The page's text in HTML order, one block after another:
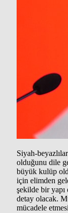
Siyah-
olduğunu dile
büyük kulüp
için elimden
şekilde bir yapı
detay olacak.
mücadele